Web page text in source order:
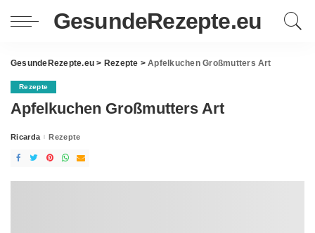
GesundeRezepte.eu
GesundeRezepte.eu > Rezepte >Apfelkuchen Großmutters Art
Rezepte
Apfelkuchen Großmutters Art
Posted
Ricarda Rezepte